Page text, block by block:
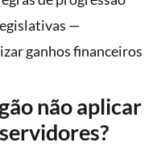
—
ganhos financeiros
não aplicar